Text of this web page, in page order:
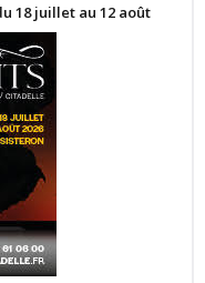
18 juillet au 12 août